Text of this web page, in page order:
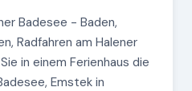
Badesee - Baden,
Radfahren am Halener
in einem Ferienhaus die
Emstek in